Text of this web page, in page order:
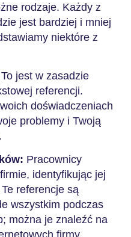
rodzaje. Każdy z
jest bardziej i mniej
niektóre z
To jest w zasadzie
referencji.
doświadczeniach
problemy i Twoją
Pracownicy
identyfikując jej
referencje są
wszystkim podczas
można je znaleźć na
firmy.